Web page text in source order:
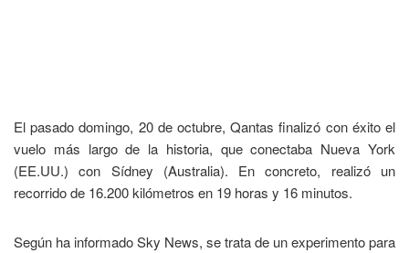
El pasado domingo, 20 de octubre, Qantas finalizó con éxito el
vuelo más largo de la historia, que conectaba Nueva York
(EE.UU.) con Sídney (Australia). En concreto, realizó un
recorrido de 16.200 kilómetros en 19 horas y 16 minutos.
Según ha informado Sky News, se trata de un experimento para